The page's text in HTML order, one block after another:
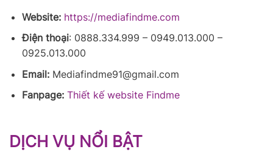
Website:https://mediafindme.com
Điện thoại: 0888.334.999 – 0949.013.000 –
0925.013.000
Email:Mediafindme91@gmail.com
Fanpage: Thiết kế website Findme
DỊCH VỤ NỔI BẬT